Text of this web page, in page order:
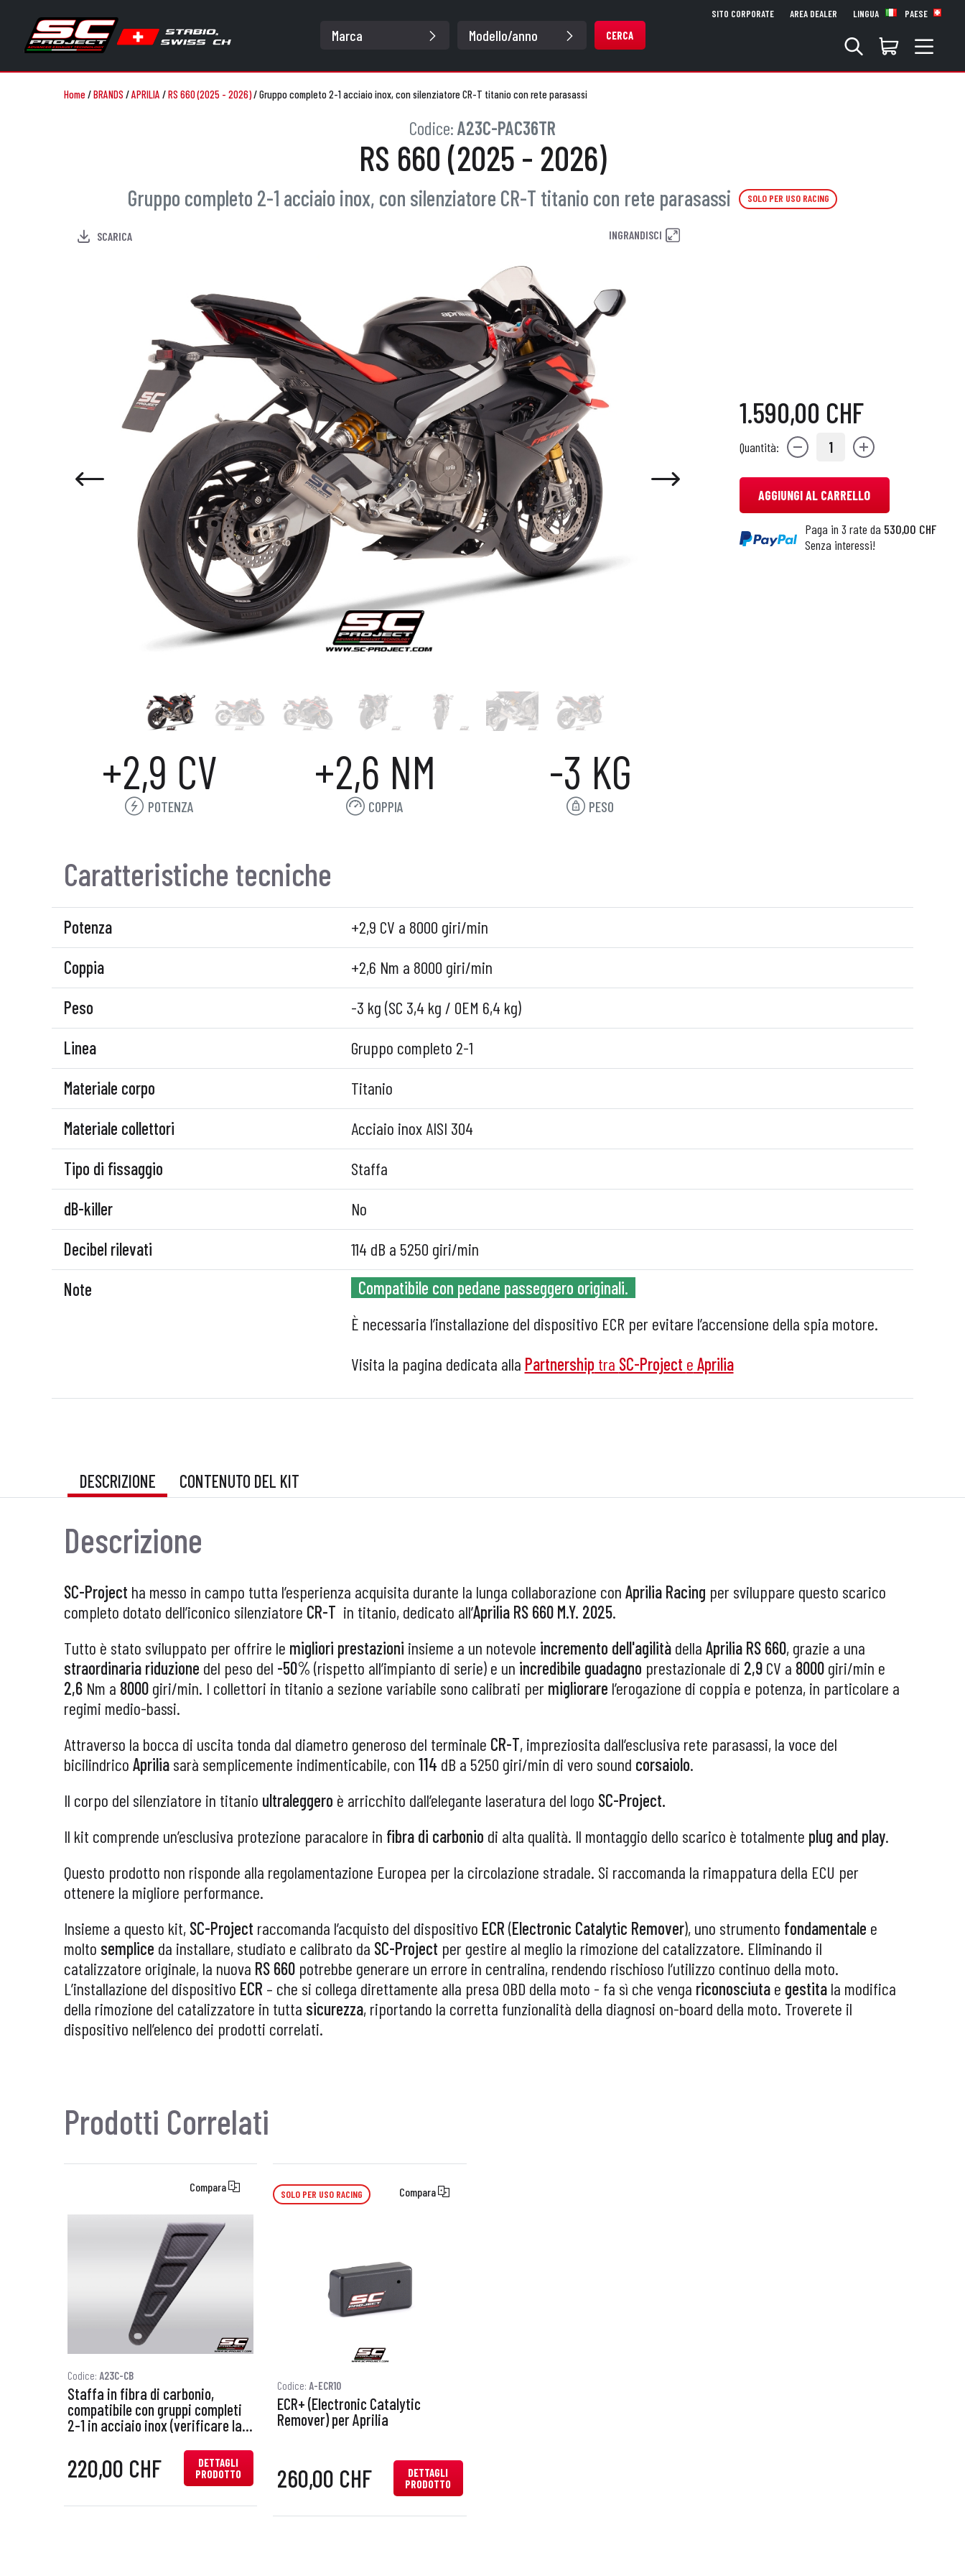
CERCA
SITO CORPORATE AREA DEALER LINGUA PAESE
Home/BRANDS /APRILIA /RS 660 (2025 - 2026)/Gruppo completo 2-1 acciaio inox, con silenziatore CR-T titanio con rete parasassi
Codice:A23C-PAC36TR
RS 660 (2025 - 2026)
Gruppo completo 2-1 acciaio inox, con silenziatore CR-T titanio con rete parasassi SOLO PER USO RACING
SCARICA INGRANDISCI
1.590,00 CHF
Quantità: 1
AGGIUNGI AL CARRELLO
Paga in 3 rate da 530,00 CHF
Senza interessi!
+2,9 CV
POTENZA
+2,6 NM
COPPIA
-3 KG
PESO
Caratteristiche tecniche
Potenza
+2,9 CV a 8000 giri/min
Coppia
+2,6 Nm a 8000 giri/min
Peso
-3 kg (SC 3,4 kg / OEM 6,4 kg)
Linea
Gruppo completo 2-1
Materiale corpo
Titanio
Materiale collettori
Acciaio inox AISI 304
Tipo di fissaggio
Staffa
dB-killer
No
Decibel rilevati
114 dB a 5250 giri/min
Note
Compatibile con pedane passeggero originali.
È necessaria l’installazione del dispositivo ECR per evitare l’accensione della spia motore.
Visita la pagina dedicata alla Partnership tra SC-Project e Aprilia
DESCRIZIONE CONTENUTO DEL KIT
Descrizione
SC-Project ha messo in campo tutta l’esperienza acquisita durante la lunga collaborazione con Aprilia Racing per sviluppare questo scarico
completo dotato dell’iconico silenziatore CR-T in titanio, dedicato all’Aprilia RS 660 M.Y. 2025.
Tutto è stato sviluppato per offrire le migliori prestazioni insieme a un notevole incremento dell'agilitàdella Aprilia RS 660, grazie a una
straordinaria riduzione del peso del -50% (rispetto all’impianto di serie) e un incredibile guadagno prestazionale di 2,9 CV a 8000 giri/min e
2,6 Nm a 8000 giri/min. I collettori in titanio a sezione variabile sono calibrati per migliorare l’erogazione di coppia e potenza, in particolare a
regimi medio-bassi.
Attraverso la bocca di uscita tonda dal diametro generoso del terminale CR-T, impreziosita dall’esclusiva rete parasassi, la voce del
bicilindrico Aprilia sarà semplicemente indimenticabile, con 114 dB a 5250 giri/min di vero sound corsaiolo.
Il corpo del silenziatore in titanio ultraleggero è arricchito dall’elegante laseratura del logo SC-Project.
Il kit comprende un’esclusiva protezione paracalore in fibra di carbonio di alta qualità. Il montaggio dello scarico è totalmente plug and play.
Questo prodotto non risponde alla regolamentazione Europea per la circolazione stradale. Si raccomanda la rimappatura della ECU per
ottenere la migliore performance.
Insieme a questo kit, SC-Project raccomanda l’acquisto del dispositivo ECR (Electronic Catalytic Remover), uno strumento fondamentale e
molto semplice da installare, studiato e calibrato da SC-Project per gestire al meglio la rimozione del catalizzatore. Eliminando il
catalizzatore originale, la nuova RS 660 potrebbe generare un errore in centralina, rendendo rischioso l’utilizzo continuo della moto.
L’installazione del dispositivo ECR – che si collega direttamente alla presa OBD della moto - fa sì che venga riconosciuta e gestita la modifica
della rimozione del catalizzatore in tutta sicurezza, riportando la corretta funzionalità della diagnosi on-board della moto. Troverete il
dispositivo nell’elenco dei prodotti correlati.
Prodotti Correlati
Compara
Codice: A23C-CB
Staffa in fibra di carbonio,
compatibile con gruppi completi
2-1 in acciaio inox (verificare la
220,00 CHF
DETTAGLI
PRODOTTO
SOLO PER USO RACING Compara
Codice: A-ECR10
ECR+ (Electronic Catalytic
Remover) per Aprilia
260,00 CHF
DETTAGLI
PRODOTTO